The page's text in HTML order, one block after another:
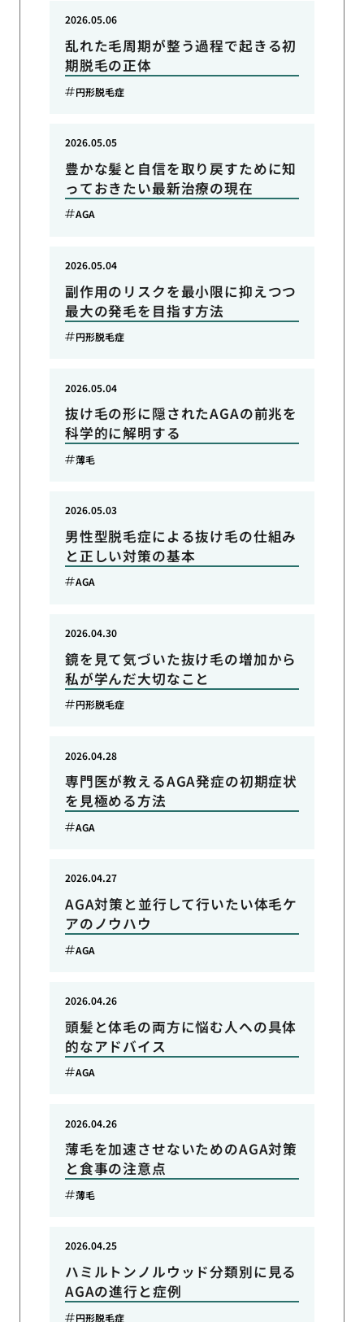
乱れた毛周期が整う過程で起きる初
期脱毛の正体
2026.05.06
円形脱毛症
豊かな髪と自信を取り戻すために知
っておきたい最新治療の現在
2026.05.05
AGA
副作用のリスクを最小限に抑えつつ
最大の発毛を目指す方法
2026.05.04
円形脱毛症
抜け毛の形に隠されたAGAの前兆を
科学的に解明する
2026.05.04
薄毛
男性型脱毛症による抜け毛の仕組み
と正しい対策の基本
2026.05.03
AGA
鏡を見て気づいた抜け毛の増加から
私が学んだ大切なこと
2026.04.30
円形脱毛症
専門医が教えるAGA発症の初期症状
を見極める方法
2026.04.28
AGA
AGA対策と並行して行いたい体毛ケ
アのノウハウ
2026.04.27
AGA
頭髪と体毛の両方に悩む人への具体
的なアドバイス
2026.04.26
AGA
薄毛を加速させないためのAGA対策
と食事の注意点
2026.04.26
薄毛
ハミルトンノルウッド分類別に見る
AGAの進行と症例
2026.04.25
円形脱毛症